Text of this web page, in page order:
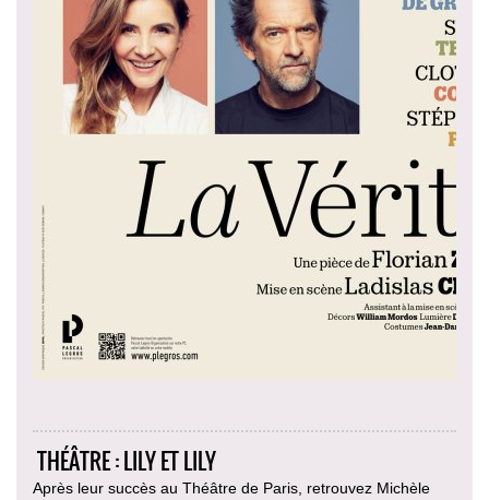
THÉÂTRE : LILY ET LILY
Après leur succès au Théâtre de Paris, retrouvez Michèle